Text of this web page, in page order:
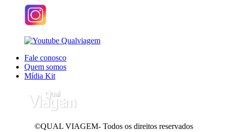
Fale conosco
Quem somos
Mídia Kit
©QUAL VIAGEM- Todos os direitos reservados